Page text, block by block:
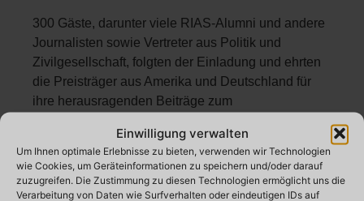
Einwilligung verwalten
Um Ihnen optimale Erlebnisse zu bieten, verwenden wir Technologien
wie Cookies, um Geräteinformationen zu speichern und/oder darauf
zuzugreifen. Die Zustimmung zu diesen Technologien ermöglicht uns die
Verarbeitung von Daten wie Surfverhalten oder eindeutigen IDs auf
300 Gäste, darunter viele RIAS-Alumni und andere
Journalisten sowie Vertreter aus Politik und
Zivilgesellschaft, folgten der Einladung und ehrten
die Preisträger aus Amerika und Deutschland für
ihre herausragenden Beiträge zum
Wir begingen auch das 80-jährige Jubiläum des
Sendestarts von RIAS – Radio im amerikanischen
Sektor – aus Berlin-Schöneberg. Claus Kleber,